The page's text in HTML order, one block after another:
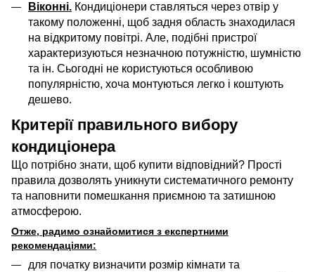
Віконні. Кондиціонери ставляться через отвір у
такому положенні, щоб задня область знаходилася
на відкритому повітрі. Але, подібні пристрої
характеризуються незначною потужністю, шумністю
та ін. Сьогодні не користуються особливою
популярністю, хоча монтуються легко і коштують
дешево.
Критерії правильного вибору
кондиціонера
Що потрібно знати, щоб купити відповідний? Прості
правила дозволять уникнути систематичного ремонту
та наповнити помешкання приємною та затишною
атмосферою.
Отже, радимо ознайомитися з експертними
рекомендаціями:
для початку визначити розмір кімнати та